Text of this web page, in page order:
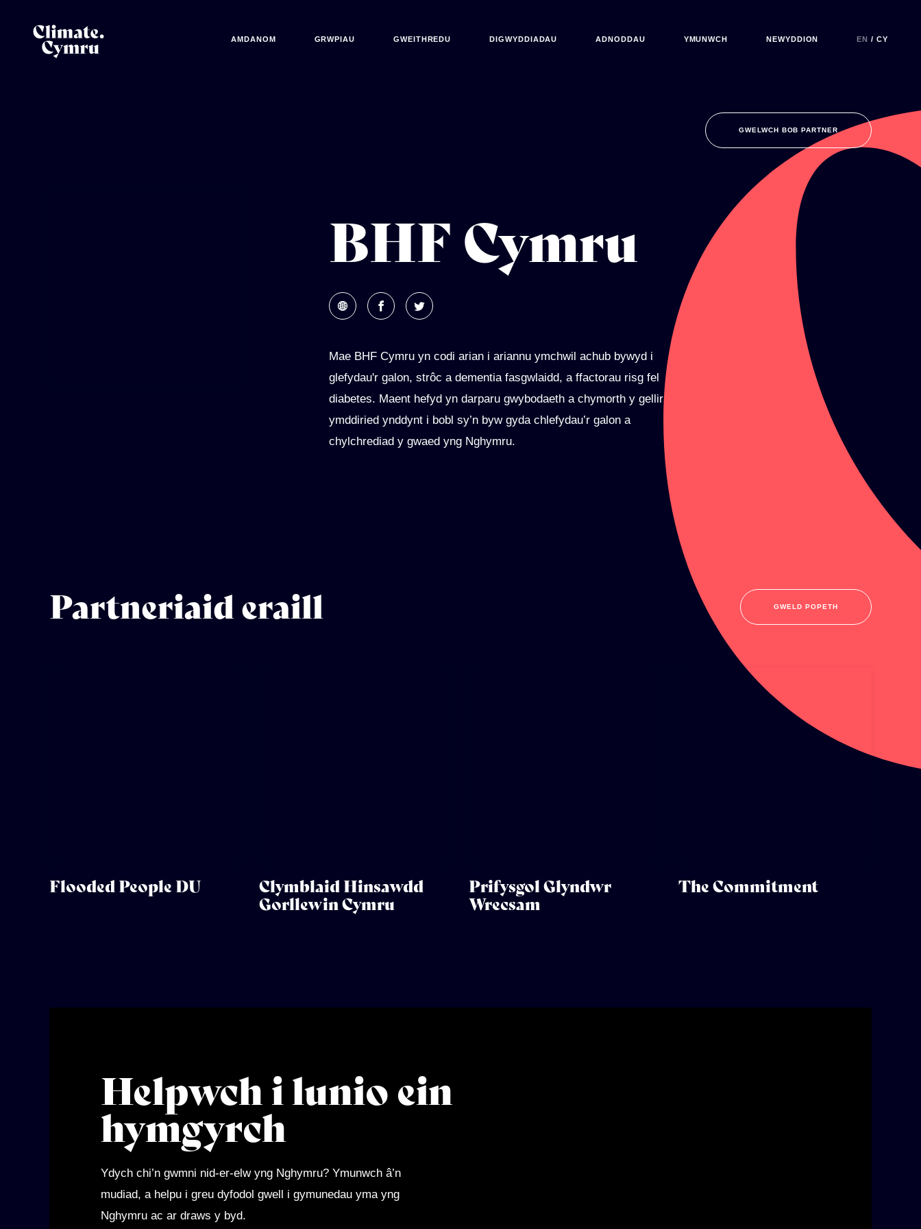
AMDANOM GRWPIAU GWEITHREDU DIGWYDDIADAU ADNODDAU YMUNWCH NEWYDDION EN CY
GWELWCH BOB PARTNER
BHF Cymru
Mae BHF Cymru yn codi arian i ariannu ymchwil achub bywyd i
glefydau'r galon, strôc a dementia fasgwlaidd, a ffactorau risg fel
diabetes. Maent hefyd yn darparu gwybodaeth a chymorth y gellir
ymddiried ynddynt i bobl sy’n byw gyda chlefydau’r galon a
chylchrediad y gwaed yng Nghymru.
Partneriaid eraill GWELD POPETH
Flooded People DU
Clymblaid Hinsawdd
Gorllewin Cymru
Prifysgol Glyndwr
Wrecsam
The Commitment
Helpwch i lunio ein
hymgyrch
Ydych chi’n gwmni nid-er-elw yng Nghymru? Ymunwch â’n
mudiad, a helpu i greu dyfodol gwell i gymunedau yma yng
Nghymru ac ar draws y byd.